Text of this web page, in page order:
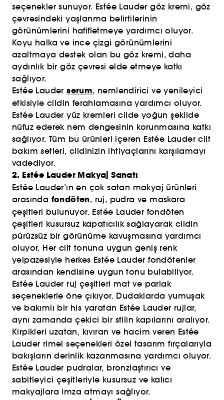
seçenekler sunuyor. Estée Lauder göz kremi, göz
çevresindeki yaşlanma belirtilerinin
görünümlerini hafifletmeye yardımcı oluyor.
Koyu halka ve ince çizgi görünümlerini
azaltmaya destek olan bu göz kremi, daha
aydınlık bir göz çevresi elde etmeye katkı
sağlıyor.
Estée Lauderserum, nemlendirici ve yenileyici
etkisiyle cildin ferahlamasına yardımcı oluyor.
Estée Lauder yüz kremleri cilde yoğun şekilde
nüfuz ederek nem dengesinin korunmasına katkı
sağlıyor. Tüm bu ürünleri içeren Estée Lauder cilt
bakım setleri, cildinizin ihtiyaçlarını karşılamayı
vadediyor.
2. Estée Lauder Makyaj Sanatı
Estée Lauder’ın en çok satan makyaj ürünleri
arasında fondöten, ruj, pudra ve maskara
çeşitleri bulunuyor. Estée Lauder fondöten
çeşitleri kusursuz kapatıcılık sağlayarak cildin
pürüzsüz bir görünüme kavuşmasına yardımcı
oluyor. Her cilt tonuna uygun geniş renk
yelpazesiyle herkes Estée Lauder fondötenler
arasından kendisine uygun tonu bulabiliyor.
Estée Lauder ruj çeşitleri mat ve parlak
seçeneklerle öne çıkıyor. Dudaklarda yumuşak
ve bakımlı bir his yaratan Estée Lauder rujlar,
aynı zamanda çekici bir stilin kapılarını aralıyor.
Kirpikleri uzatan, kıvıran ve hacim veren Estée
Lauder rimel seçenekleri özel tasarım fırçalarıyla
bakışların derinlik kazanmasına yardımcı oluyor.
Estée Lauder pudralar, bronzlaştırıcı ve
sabitleyici çeşitleriyle kusursuz ve kalıcı
makyajlara imza atmayı sağlıyor.